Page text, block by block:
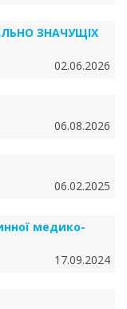
ЗНАЧУЩІХ
02.06.2026
06.08.2026
06.02.2025
медико-
17.09.2024